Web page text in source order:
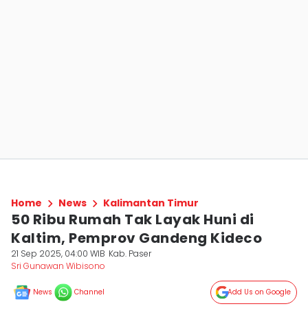
Home News Kalimantan Timur
50 Ribu Rumah Tak Layak Huni di
Kaltim, Pemprov Gandeng Kideco
21 Sep 2025, 04:00 WIB Kab. Paser
Sri Gunawan Wibisono
News Channel Add Us on Google